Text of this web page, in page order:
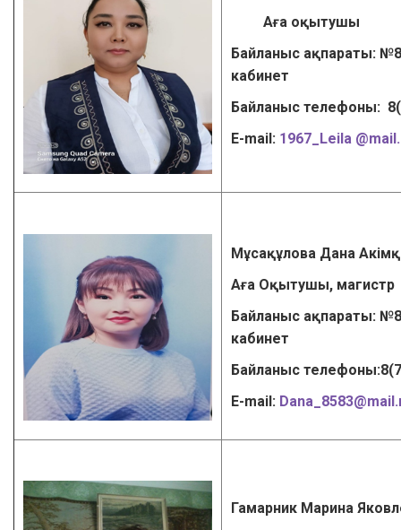
Аға оқытушы
Байланыс ақпараты:
кабинет
Байланыс телефоны:
Е-mail: 1967_Leila
Мұсақұлова Дана
Аға Оқытушы, магистр
Байланыс ақпараты:
кабинет
Байланыс
Е-mail:
Гамарник Марина